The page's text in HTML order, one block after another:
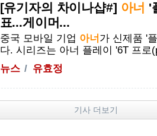
[유기자의 차이나샵#] 아너 '
표...게이머...
중국 모바일 기업 아너 가 신제품 '
다. 시리즈는 아너 플레이 '6T 프로
뉴스
유효정
기사 더보기